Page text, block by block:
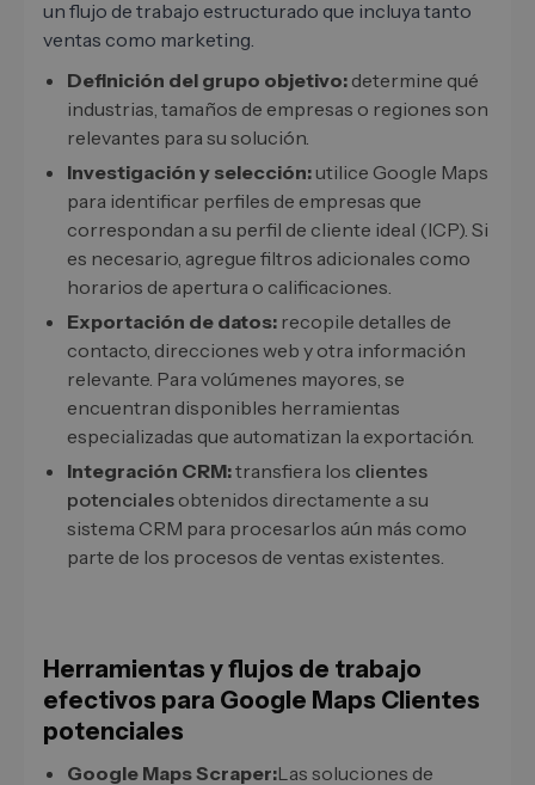
un flujo de trabajo estructurado que incluya tanto
ventas como marketing.
Definición del grupo objetivo: determine qué
industrias, tamaños de empresas o regiones son
relevantes para su solución.
Investigación y selección:utilice Google Maps
para identificar perfiles de empresas que
correspondan a su perfil de cliente ideal (ICP). Si
es necesario, agregue filtros adicionales como
horarios de apertura o calificaciones.
Exportación de datos: recopile detalles de
contacto, direcciones web y otra información
relevante. Para volúmenes mayores, se
encuentran disponibles herramientas
especializadas que automatizan la exportación.
Integración CRM:transfiera los clientes
potenciales obtenidos directamente a su
sistema CRM para procesarlos aún más como
parte de los procesos de ventas existentes.
Herramientas y flujos de trabajo
efectivos para Google Maps Clientes
potenciales
Google Maps Scraper:Las soluciones de